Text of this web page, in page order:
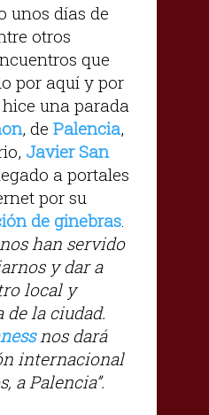
unos días de
otros
que
por aquí y por
una parada
, de Palencia,
Javier San
a portales
por su
de ginebras
han servido
y dar a
local y
de la ciudad.
nos dará
internacional
a Palencia”.